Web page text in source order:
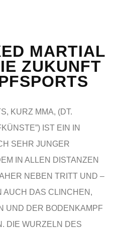
MARTIAL
ZUKUNFT
KURZ MMA, (DT.
IST EIN IN
SEHR JUNGER
IN ALLEN DISTANZEN
NEBEN TRITT UND –
AUCH DAS CLINCHEN,
UND DER BODENKAMPF
DIE WURZELN DES